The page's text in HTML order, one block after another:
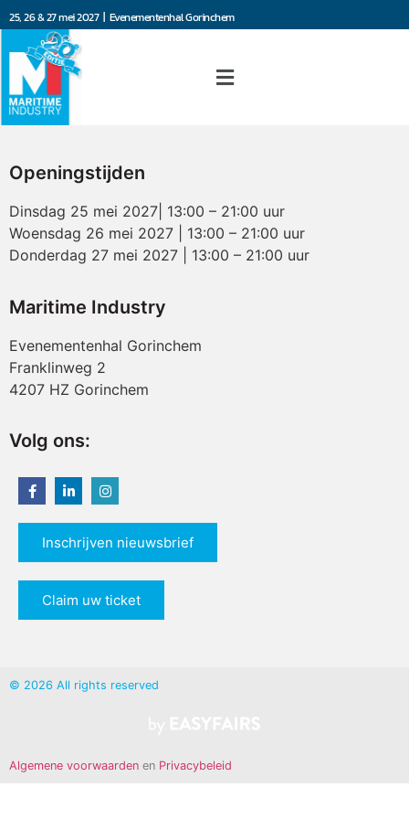
25, 26 & 27 mei 2027 | Evenementenhal Gorinchem
Openingstijden
Dinsdag 25 mei 2027| 13:00 – 21:00 uur
Woensdag 26 mei 2027 | 13:00 – 21:00 uur
Donderdag 27 mei 2027 | 13:00 – 21:00 uur
Maritime Industry
Evenementenhal Gorinchem
Franklinweg 2
4207 HZ Gorinchem
Volg ons:
Inschrijven nieuwsbrief
Claim uw ticket
© 2026 All rights reserved
Algemene voorwaarden en Privacybeleid